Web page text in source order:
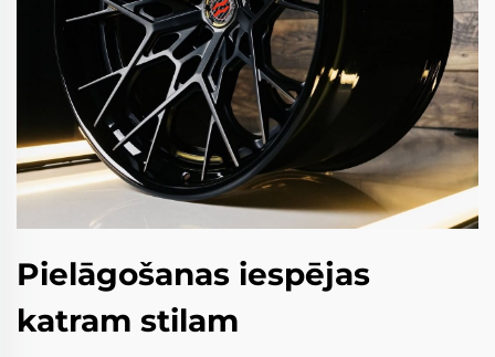
Pielāgošanas iespējas
katram stilam